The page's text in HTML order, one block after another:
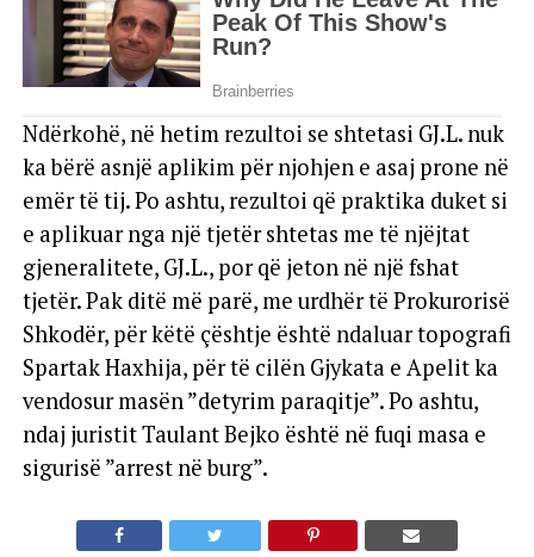
Ndërkohë, në hetim rezultoi se shtetasi GJ.L. nuk
ka bërë asnjë aplikim për njohjen e asaj prone në
emër të tij. Po ashtu, rezultoi që praktika duket si
e aplikuar nga një tjetër shtetas me të njëjtat
gjeneralitete, GJ.L., por që jeton në një fshat
tjetër. Pak ditë më parë, me urdhër të Prokurorisë
Shkodër, për këtë çështje është ndaluar topografi
Spartak Haxhija, për të cilën Gjykata e Apelit ka
vendosur masën ”detyrim paraqitje”. Po ashtu,
ndaj juristit Taulant Bejko është në fuqi masa e
sigurisë ”arrest në burg”.